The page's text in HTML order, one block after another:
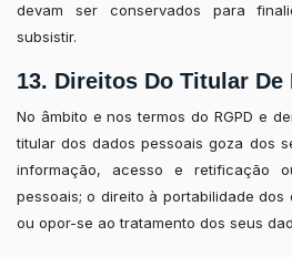
devam ser conservados para
subsistir.
13. Direitos Do Titular De
No âmbito e nos termos do RGPD e
titular dos dados pessoais goza dos
informação, acesso e retificação
pessoais; o direito à portabilidade dos
ou opor-se ao tratamento dos seus